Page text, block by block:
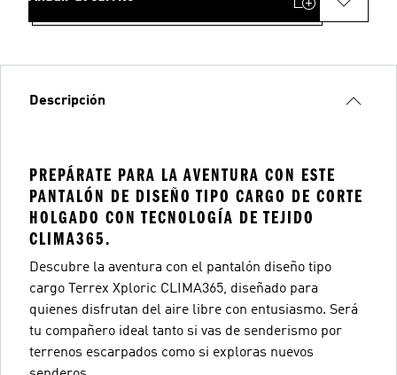
Descripción
PREPÁRATE PARA LA AVENTURA CON ESTE
PANTALÓN DE DISEÑO TIPO CARGO DE CORTE
HOLGADO CON TECNOLOGÍA DE TEJIDO
CLIMA365.
Descubre la aventura con el pantalón diseño tipo
cargo Terrex Xploric CLIMA365, diseñado para
quienes disfrutan del aire libre con entusiasmo. Será
tu compañero ideal tanto si vas de senderismo por
terrenos escarpados como si exploras nuevos